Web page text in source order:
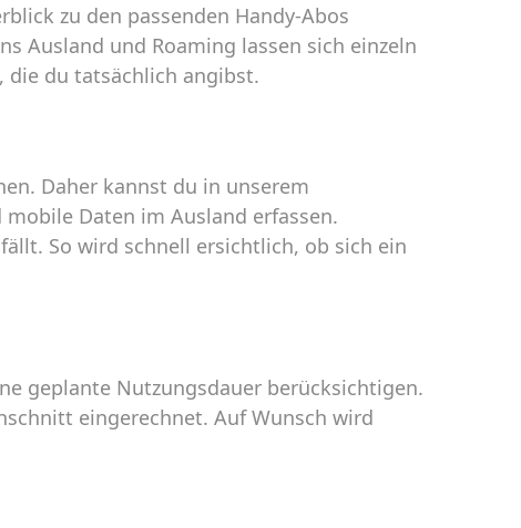
zu den passenden Handy-Abos
Ausland und Roaming lassen sich einzeln
die du tatsächlich angibst.
Daher kannst du in unserem
Daten im Ausland erfassen.
So wird schnell ersichtlich, ob sich ein
geplante Nutzungsdauer berücksichtigen.
eingerechnet. Auf Wunsch wird